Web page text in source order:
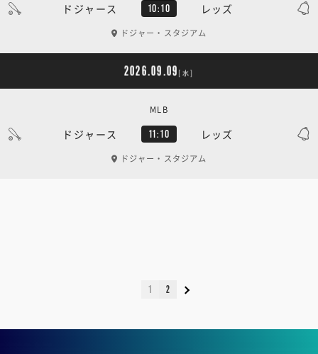
ドジャース 10:10 レッズ
ドジャー・スタジアム
2026.09.09 [水]
ドジャース 11:10 レッズ
MLB
ドジャー・スタジアム
1 2